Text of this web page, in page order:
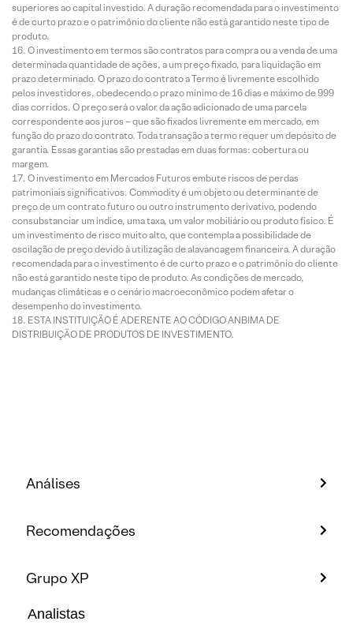
superiores ao capital investido. A duração recomendada para o investimento
é de curto prazo e o patrimônio do cliente não está garantido neste tipo de
produto.
O investimento em termos são contratos para compra ou a venda de uma
determinada quantidade de ações, a um preço fixado, para liquidação em
prazo determinado. O prazo do contrato a Termo é livremente escolhido
pelos investidores, obedecendo o prazo mínimo de 16 dias e máximo de 999
dias corridos. O preço será o valor da ação adicionado de uma parcela
correspondente aos juros – que são fixados livremente em mercado, em
função do prazo do contrato. Toda transação a termo requer um depósito de
garantia. Essas garantias são prestadas em duas formas: cobertura ou
margem.
O investimento em Mercados Futuros embute riscos de perdas
patrimoniais significativos. Commodity é um objeto ou determinante de
preço de um contrato futuro ou outro instrumento derivativo, podendo
consubstanciar um índice, uma taxa, um valor mobiliário ou produto físico. É
um investimento de risco muito alto, que contempla a possibilidade de
oscilação de preço devido à utilização de alavancagem financeira. A duração
recomendada para o investimento é de curto prazo e o patrimônio do cliente
não está garantido neste tipo de produto. As condições de mercado,
mudanças climáticas e o cenário macroeconômico podem afetar o
desempenho do investimento.
ESTA INSTITUIÇÃO É ADERENTE AO CÓDIGO ANBIMA DE
DISTRIBUIÇÃO DE PRODUTOS DE INVESTIMENTO.
Análises
Recomendações
Grupo XP
Analistas